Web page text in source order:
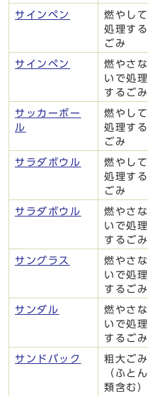
サインペン
燃やして
処理する
ごみ
サインペン
燃やさな
いで処理
するごみ
サッカーボー
ル
燃やして
処理する
ごみ
サラダボウル
燃やして
処理する
ごみ
サラダボウル
燃やさな
いで処理
するごみ
サングラス
燃やさな
いで処理
するごみ
サンダル
燃やさな
いで処理
するごみ
サンドバック
粗大ごみ
（ふとん
類含む）